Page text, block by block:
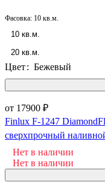
Фасовка: 10 кв.м.
10 кв.м.
20 кв.м.
Цвет: Бежевый
от 17900 ₽
Finlux F-1247
сверхпрочный
Нет в наличии
Нет в наличии